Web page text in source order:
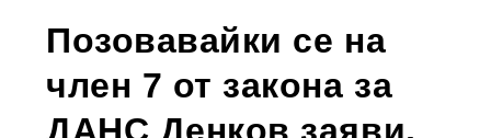
Позовавайки се на
член 7 от закона за
ДАНС Денков заяви,